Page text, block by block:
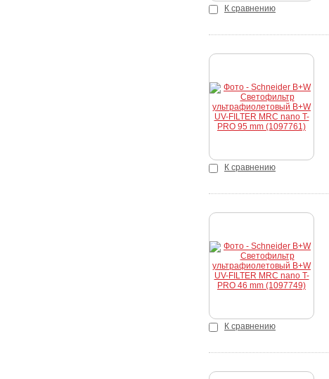
К сравнению
К сравнению
Купить
К сравнению
Купить